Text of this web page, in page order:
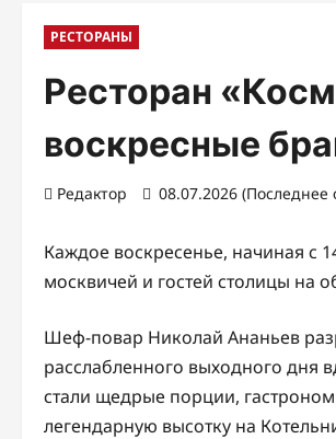
РЕСТОРАНЫ
Ресторан
воскресные
Редактор 08.07.2026 (Последнее
Каждое воскресенье, начиная с
москвичей и гостей столицы на
Шеф-повар Николай Ананьев
расслабленного выходного дня
стали щедрые порции,
легендарную высотку на